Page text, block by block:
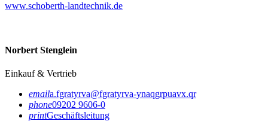
www.schoberth-landtechnik.de
Norbert Stenglein
Einkauf & Vertrieb
emaila.fgratyrva@fgratyrva-ynaqgrpuavx.qr
phone09202 9606-0
printGeschäftsleitung